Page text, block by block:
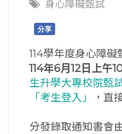
身心障礙甄試
分享
114學年度身心障
114年6月12日上午
生升學大專校院甄
「考生登入」
，直
分發錄取通知書會